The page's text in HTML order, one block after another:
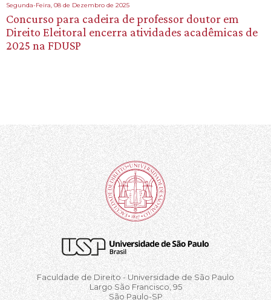
Segunda-Feira, 08 de Dezembro de 2025
Concurso para cadeira de professor doutor em
Direito Eleitoral encerra atividades acadêmicas de
2025 na FDUSP
Faculdade de Direito - Universidade de São Paulo
Largo São Francisco, 95
São Paulo-SP